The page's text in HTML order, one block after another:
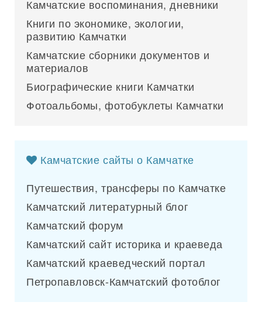
Камчатские воспоминания, дневники
Книги по экономике, экологии,
развитию Камчатки
Камчатские сборники документов и
материалов
Биографические книги Камчатки
Фотоальбомы, фотобуклеты Камчатки
Камчатские сайты о Камчатке
Путешествия, трансферы по Камчатке
Камчатский литературный блог
Камчатский форум
Камчатский сайт историка и краеведа
Камчатский краеведческий портал
Петропавловск-Камчатский фотоблог